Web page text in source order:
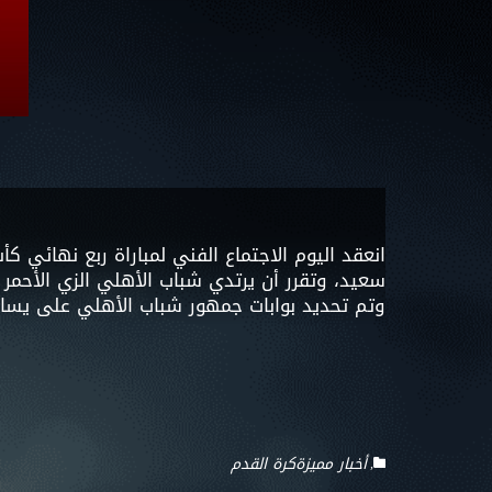
انعقد اليوم الاجتماع الفني لمباراة ربع
سعيد، وتقرر أن يرتدي شباب الأهلي الزي
وتم تحديد بوابات جمهور شباب الأهلي على يسار
أخبار مميزةكرة القدم